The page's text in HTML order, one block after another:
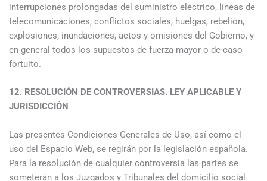
interrupciones prolongadas del suministro eléctrico, líneas de
telecomunicaciones, conflictos sociales, huelgas, rebelión,
explosiones, inundaciones, actos y omisiones del Gobierno, y
en general todos los supuestos de fuerza mayor o de caso
fortuito.
12. RESOLUCIÓN DE CONTROVERSIAS. LEY APLICABLE Y
JURISDICCIÓN
Las presentes Condiciones Generales de Uso, así como el
uso del Espacio Web, se regirán por la legislación española.
Para la resolución de cualquier controversia las partes se
someterán a los Juzgados y Tribunales del domicilio social